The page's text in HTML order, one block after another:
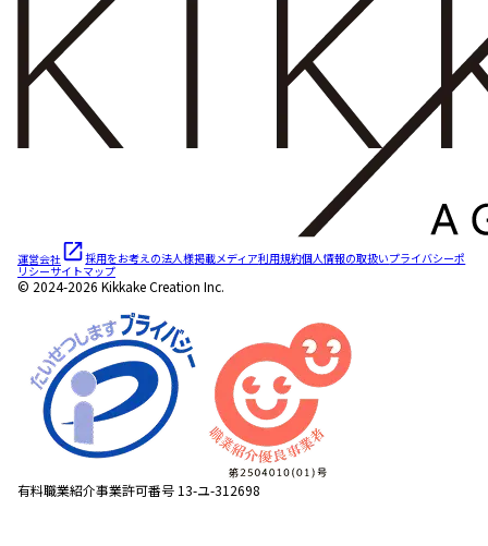
運営会社 採用をお考えの法人様掲載メディア利用規約個人情報の取扱いプライバシーポ
リシーサイトマップ
© 2024-2026 Kikkake Creation Inc.
有料職業紹介事業許可番号 13-ユ-312698